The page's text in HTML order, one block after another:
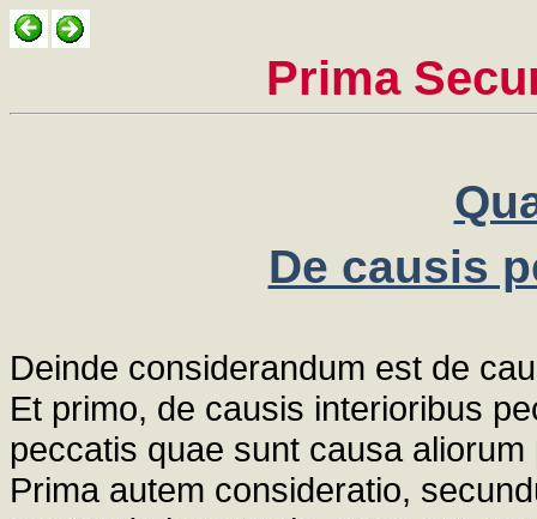
Prima
De causis
Deinde considerandum est de
Et primo, de causis interioribus
peccatis quae sunt causa
Prima autem consideratio,